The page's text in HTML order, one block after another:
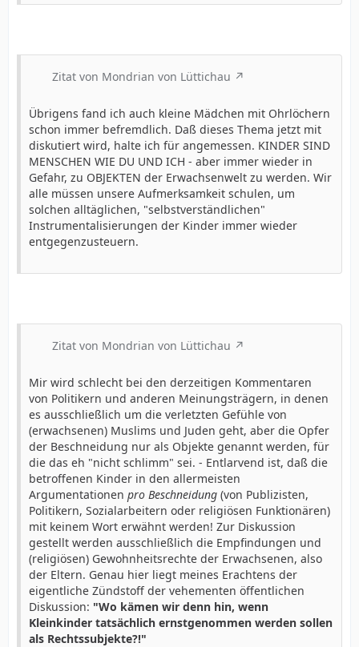
Zitat von Mondrian von Lüttichau
Übrigens fand ich auch kleine Mädchen mit Ohrlöchern
schon immer befremdlich. Daß dieses Thema jetzt mit
diskutiert wird, halte ich für angemessen. KINDER SIND
MENSCHEN WIE DU UND ICH - aber immer wieder in
Gefahr, zu OBJEKTEN der Erwachsenwelt zu werden. Wir
alle müssen unsere Aufmerksamkeit schulen, um
solchen alltäglichen, "selbstverständlichen"
Instrumentalisierungen der Kinder immer wieder
entgegenzusteuern.
Zitat von Mondrian von Lüttichau
Mir wird schlecht bei den derzeitigen Kommentaren
von Politikern und anderen Meinungsträgern, in denen
es ausschließlich um die verletzten Gefühle von
(erwachsenen) Muslims und Juden geht, aber die Opfer
der Beschneidung nur als Objekte genannt werden, für
die das eh "nicht schlimm" sei. - Entlarvend ist, daß die
betroffenen Kinder in den allermeisten
Argumentationen pro Beschneidung (von Publizisten,
Politikern, Sozialarbeitern oder religiösen Funktionären)
mit keinem Wort erwähnt werden! Zur Diskussion
gestellt werden ausschließlich die Empfindungen und
(religiösen) Gewohnheitsrechte der Erwachsenen, also
der Eltern. Genau hier liegt meines Erachtens der
eigentliche Zündstoff der vehementen öffentlichen
Diskussion: "Wo kämen wir denn hin, wenn
Kleinkinder tatsächlich ernstgenommen werden sollen
als Rechtssubjekte?!"